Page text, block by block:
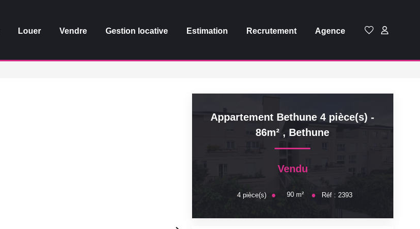
Louer Vendre Gestion locative Estimation Recrutement Agence
Appartement Bethune 4 pièce(s) -
86m² , Bethune
Vendu
4 pièce(s) 90 m² Réf : 2393